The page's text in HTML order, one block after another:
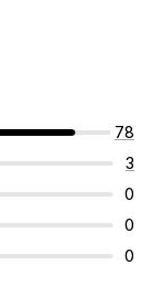
78
3
0
0
0